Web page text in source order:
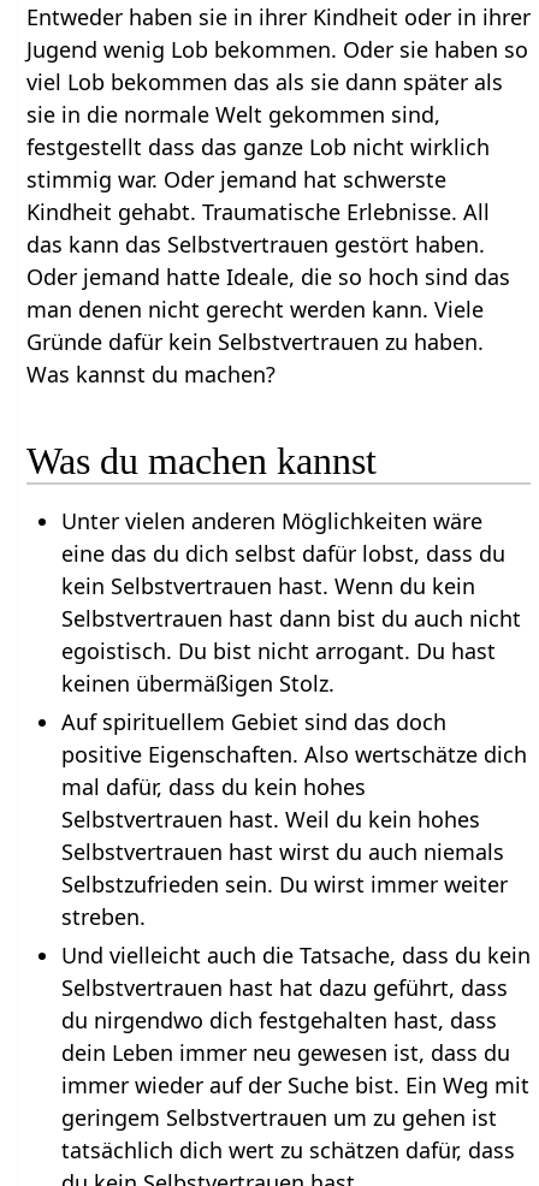
Entweder haben sie in ihrer Kindheit oder in ihrer
Jugend wenig Lob bekommen. Oder sie haben so
viel Lob bekommen das als sie dann später als
sie in die normale Welt gekommen sind,
festgestellt dass das ganze Lob nicht wirklich
stimmig war. Oder jemand hat schwerste
Kindheit gehabt. Traumatische Erlebnisse. All
das kann das Selbstvertrauen gestört haben.
Oder jemand hatte Ideale, die so hoch sind das
man denen nicht gerecht werden kann. Viele
Gründe dafür kein Selbstvertrauen zu haben.
Was kannst du machen?
Was du machen kannst
Unter vielen anderen Möglichkeiten wäre
eine das du dich selbst dafür lobst, dass du
kein Selbstvertrauen hast. Wenn du kein
Selbstvertrauen hast dann bist du auch nicht
egoistisch. Du bist nicht arrogant. Du hast
keinen übermäßigen Stolz.
Auf spirituellem Gebiet sind das doch
positive Eigenschaften. Also wertschätze dich
mal dafür, dass du kein hohes
Selbstvertrauen hast. Weil du kein hohes
Selbstvertrauen hast wirst du auch niemals
Selbstzufrieden sein. Du wirst immer weiter
streben.
Und vielleicht auch die Tatsache, dass du kein
Selbstvertrauen hast hat dazu geführt, dass
du nirgendwo dich festgehalten hast, dass
dein Leben immer neu gewesen ist, dass du
immer wieder auf der Suche bist. Ein Weg mit
geringem Selbstvertrauen um zu gehen ist
tatsächlich dich wert zu schätzen dafür, dass